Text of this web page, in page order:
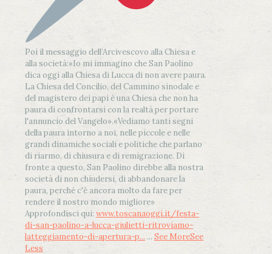
Poi il messaggio dell’Arcivescovo alla Chiesa e
alla società:«Io mi immagino che San Paolino
dica oggi alla Chiesa di Lucca di non avere paura.
La Chiesa del Concilio, del Cammino sinodale e
del magistero dei papi è una Chiesa che non ha
paura di confrontarsi con la realtà per portare
l'annuncio del Vangelo».«Vediamo tanti segni
della paura intorno a noi, nelle piccole e nelle
grandi dinamiche sociali e politiche che parlano
di riarmo, di chiusura e di remigrazione. Di
fronte a questo, San Paolino direbbe alla nostra
società di non chiudersi, di abbandonare la
paura, perché c'è ancora molto da fare per
rendere il nostro mondo migliore»
Approfondisci qui: www.toscanaoggi.it/festa-
di-san-paolino-a-lucca-giulietti-ritroviamo-
latteggiamento-di-apertura-p... ... See MoreSee
Less